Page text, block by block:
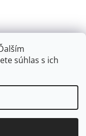
súhlas s ich
. Všetky práva